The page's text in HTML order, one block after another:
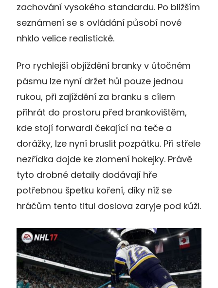
zachování vysokého standardu. Po bližším
seznámení se s ovládání působí nové
nhklo velice realistické.
Pro rychlejší objíždění branky v útočném
pásmu lze nyní držet hůl pouze jednou
rukou, při zajíždění za branku s cílem
přihrát do prostoru před brankovištěm,
kde stojí forwardi čekající na teče a
dorážky, lze nyní bruslit pozpátku. Při střele
nezřídka dojde ke zlomení hokejky. Právě
tyto drobné detaily dodávají hře
potřebnou špetku koření, díky níž se
hráčům tento titul doslova zaryje pod kůži.